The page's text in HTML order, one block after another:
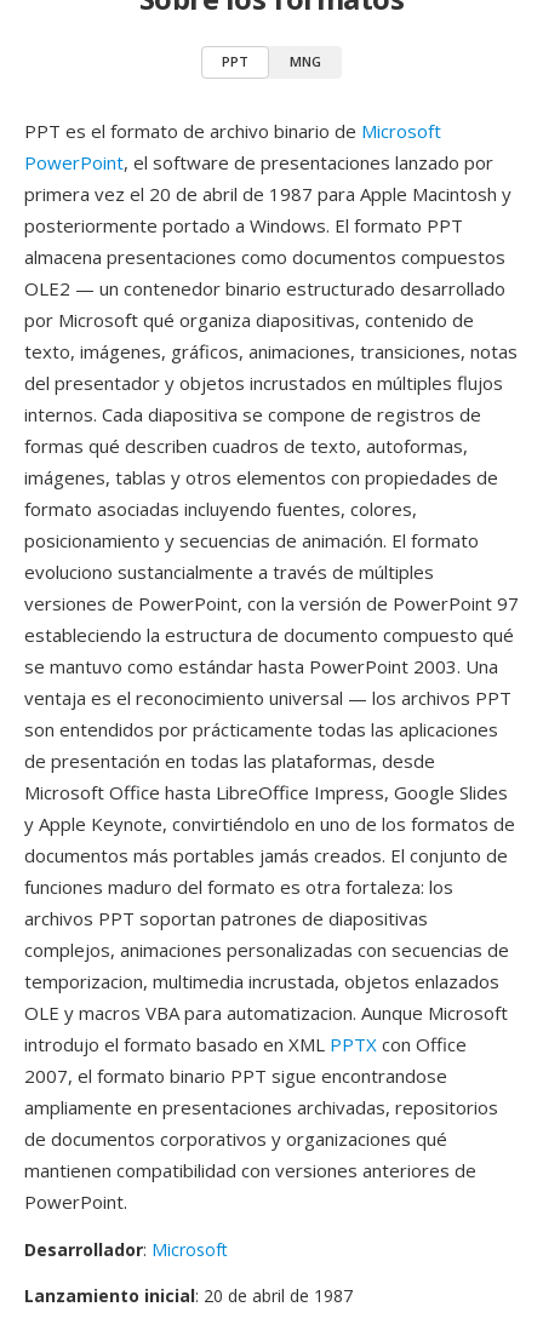
PPT MNG
PPT es el formato de archivo binario de Microsoft
PowerPoint, el software de presentaciones lanzado por
primera vez el 20 de abril de 1987 para Apple Macintosh y
posteriormente portado a Windows. El formato PPT
almacena presentaciones como documentos compuestos
OLE2 — un contenedor binario estructurado desarrollado
por Microsoft qué organiza diapositivas, contenido de
texto, imágenes, gráficos, animaciones, transiciones, notas
del presentador y objetos incrustados en múltiples flujos
internos. Cada diapositiva se compone de registros de
formas qué describen cuadros de texto, autoformas,
imágenes, tablas y otros elementos con propiedades de
formato asociadas incluyendo fuentes, colores,
posicionamiento y secuencias de animación. El formato
evoluciono sustancialmente a través de múltiples
versiones de PowerPoint, con la versión de PowerPoint 97
estableciendo la estructura de documento compuesto qué
se mantuvo como estándar hasta PowerPoint 2003. Una
ventaja es el reconocimiento universal — los archivos PPT
son entendidos por prácticamente todas las aplicaciones
de presentación en todas las plataformas, desde
Microsoft Office hasta LibreOffice Impress, Google Slides
y Apple Keynote, convirtiéndolo en uno de los formatos de
documentos más portables jamás creados. El conjunto de
funciones maduro del formato es otra fortaleza: los
archivos PPT soportan patrones de diapositivas
complejos, animaciones personalizadas con secuencias de
temporizacion, multimedia incrustada, objetos enlazados
OLE y macros VBA para automatizacion. Aunque Microsoft
introdujo el formato basado en XML PPTX con Office
2007, el formato binario PPT sigue encontrandose
ampliamente en presentaciones archivadas, repositorios
de documentos corporativos y organizaciones qué
mantienen compatibilidad con versiones anteriores de
PowerPoint.
Desarrollador: Microsoft
Lanzamiento inicial: 20 de abril de 1987